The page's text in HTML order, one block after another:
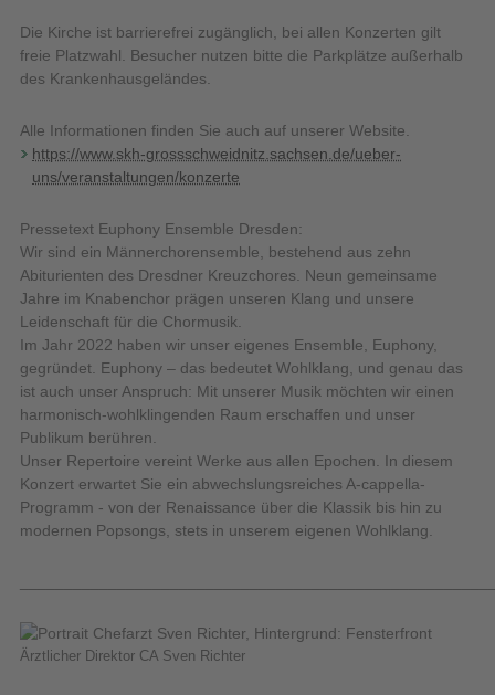
Die Kirche ist barrierefrei zugänglich, bei allen Konzerten gilt
freie Platzwahl. Besucher nutzen bitte die Parkplätze außerhalb
des Krankenhausgeländes.
Alle Informationen finden Sie auch auf unserer Website.
https://www.skh-grossschweidnitz.sachsen.de/ueber-
uns/veranstaltungen/konzerte
Pressetext Euphony Ensemble Dresden:
Wir sind ein Männerchorensemble, bestehend aus zehn
Abiturienten des Dresdner Kreuzchores. Neun gemeinsame
Jahre im Knabenchor prägen unseren Klang und unsere
Leidenschaft für die Chormusik.
Im Jahr 2022 haben wir unser eigenes Ensemble, Euphony,
gegründet. Euphony – das bedeutet Wohlklang, und genau das
ist auch unser Anspruch: Mit unserer Musik möchten wir einen
harmonisch-wohlklingenden Raum erschaffen und unser
Publikum berühren.
Unser Repertoire vereint Werke aus allen Epochen. In diesem
Konzert erwartet Sie ein abwechslungsreiches A-cappella-
Programm - von der Renaissance über die Klassik bis hin zu
modernen Popsongs, stets in unserem eigenen Wohlklang.
Ärztlicher Direktor CA Sven Richter